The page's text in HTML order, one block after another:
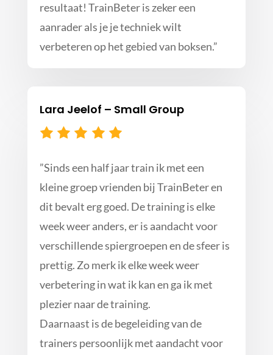
resultaat! TrainBeter is zeker een
aanrader als je je techniek wilt
verbeteren op het gebied van boksen.”
Lara Jeelof – Small Group
”Sinds een half jaar train ik met een
kleine groep vrienden bij TrainBeter en
dit bevalt erg goed. De training is elke
week weer anders, er is aandacht voor
verschillende spiergroepen en de sfeer is
prettig. Zo merk ik elke week weer
verbetering in wat ik kan en ga ik met
plezier naar de training.
Daarnaast is de begeleiding van de
trainers persoonlijk met aandacht voor